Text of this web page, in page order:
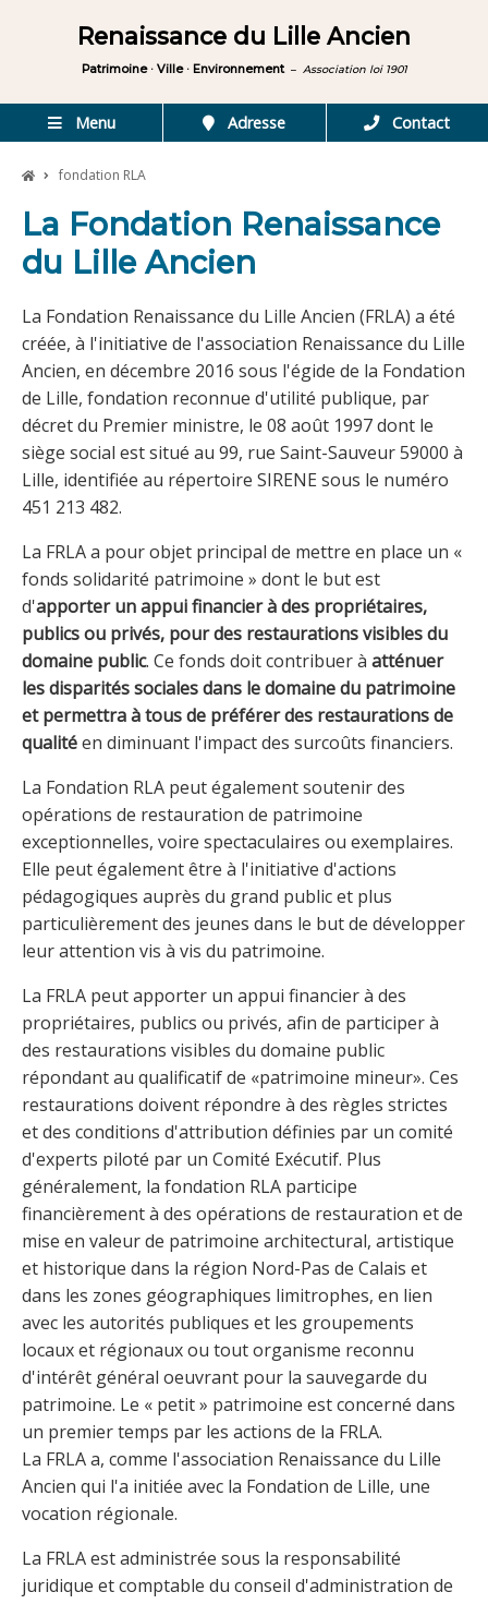
Renaissance du Lille Ancien
Patrimoine · Ville · Environnement– Association loi 1901
Menu Adresse Contact
fondation RLA
La Fondation Renaissance
du Lille Ancien
La Fondation Renaissance du Lille Ancien (FRLA) a été
créée, à l'initiative de l'association Renaissance du Lille
Ancien, en décembre 2016 sous l'égide de la Fondation
de Lille, fondation reconnue d'utilité publique, par
décret du Premier ministre, le 08 août 1997 dont le
siège social est situé au 99, rue Saint-Sauveur 59000 à
Lille, identifiée au répertoire SIRENE sous le numéro
451 213 482.
La FRLA a pour objet principal de mettre en place un «
fonds solidarité patrimoine » dont le but est
d'apporter un appui financier à des propriétaires,
publics ou privés, pour des restaurations visibles du
domaine public. Ce fonds doit contribuer à atténuer
les disparités sociales dans le domaine du patrimoine
et permettra à tous de préférer des restaurations de
qualitéen diminuant l'impact des surcoûts financiers.
La Fondation RLA peut également soutenir des
opérations de restauration de patrimoine
exceptionnelles, voire spectaculaires ou exemplaires.
Elle peut également être à l'initiative d'actions
pédagogiques auprès du grand public et plus
particulièrement des jeunes dans le but de développer
leur attention vis à vis du patrimoine.
La FRLA peut apporter un appui financier à des
propriétaires, publics ou privés, afin de participer à
des restaurations visibles du domaine public
répondant au qualificatif de «patrimoine mineur». Ces
restaurations doivent répondre à des règles strictes
et des conditions d'attribution définies par un comité
d'experts piloté par un Comité Exécutif. Plus
généralement, la fondation RLA participe
financièrement à des opérations de restauration et de
mise en valeur de patrimoine architectural, artistique
et historique dans la région Nord-Pas de Calais et
dans les zones géographiques limitrophes, en lien
avec les autorités publiques et les groupements
locaux et régionaux ou tout organisme reconnu
d'intérêt général oeuvrant pour la sauvegarde du
patrimoine. Le « petit » patrimoine est concerné dans
un premier temps par les actions de la FRLA.
La FRLA a, comme l'association Renaissance du Lille
Ancien qui l'a initiée avec la Fondation de Lille, une
vocation régionale.
La FRLA est administrée sous la responsabilité
juridique et comptable du conseil d'administration de